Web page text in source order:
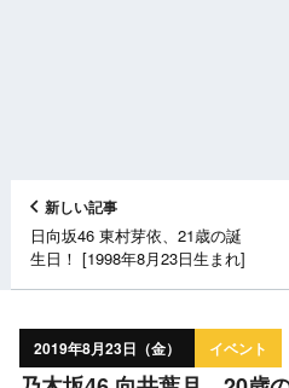
新しい記事
日向坂46 東村芽依、21歳の誕
生日！ [1998年8月23日生まれ]
2019年8月23日（金） イベント